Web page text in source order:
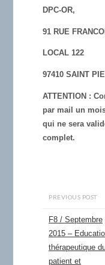
DPC-OR,
91 RUE
LOCAL 122
97410 SAINT
ATTENTION :
par mail un
qui ne sera
complet.
PREVIOUS POST
F8 / Septembre
2015 –
thérapeutique
patient et